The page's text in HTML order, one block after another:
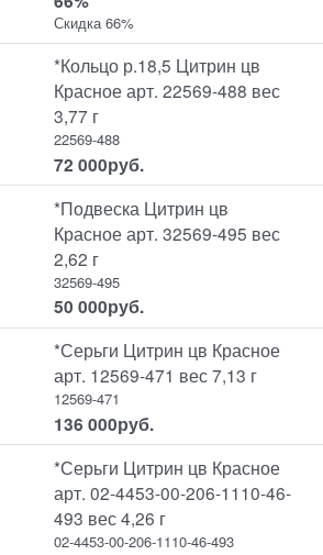
Скидка 66%
*Кольцо р.18,5 Цитрин цв
Красное арт. 22569-488 вес
3,77 г
22569-488
72 000руб.
*Подвеска Цитрин цв
Красное арт. 32569-495 вес
2,62 г
32569-495
50 000руб.
*Серьги Цитрин цв Красное
арт. 12569-471 вес 7,13 г
12569-471
136 000руб.
*Серьги Цитрин цв Красное
арт. 02-4453-00-206-1110-46-
493 вес 4,26 г
02-4453-00-206-1110-46-493